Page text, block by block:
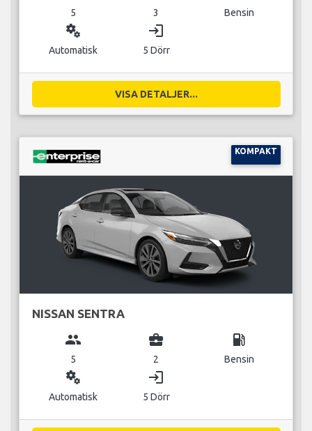
5 3 Bensin
miscellaneous_services
Automatisk
login
5 Dörr
VISA DETALJER...
KOMPAKT
NISSAN SENTRA
group
5
business_center
2
local_gas_station
Bensin
miscellaneous_services
Automatisk
login
5 Dörr